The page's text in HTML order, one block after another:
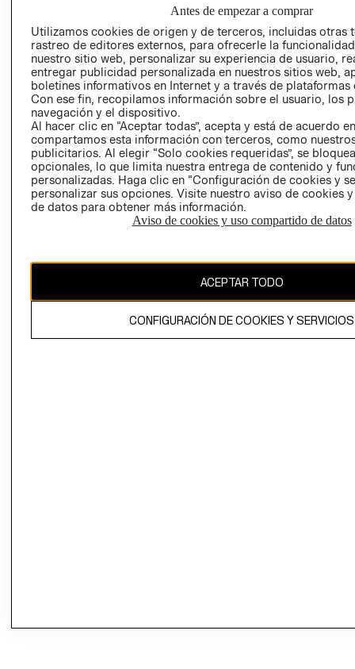
TRANSPARENCIA
Y ÉTICA (INGLÉS)
COMERCIO - SIC
PETICIONES
QUEJAS Y
RECLAMOS
Colombia ($)
CAMBIAR REGIÓN
propiedad de H&M Hennes & Mauritz AB.
Antes de empezar a comprar
Utilizamos cookies de origen y de terceros, incluidas otras
rastreo de editores externos, para ofrecerle la
nuestro sitio web, personalizar su experiencia de usuario,
entregar publicidad personalizada en nuestros sitios web,
boletines informativos en Internet y a través de plataformas
Con ese fin, recopilamos información sobre el usuario, los
navegación y el dispositivo.
Al hacer clic en “Aceptar todas”, acepta y está de acuerdo
compartamos esta información con terceros, como
publicitarios. Al elegir “Solo cookies requeridas”, se
opcionales, lo que limita nuestra entrega de contenido y
personalizadas. Haga clic en “Configuración de cookies y
personalizar sus opciones. Visite nuestro aviso de cookies
de datos para obtener más información.
Aviso de cookies y uso compartido de datos
ACEPTAR TODO
CONFIGURACIÓN DE COOKIES Y SERVICIOS